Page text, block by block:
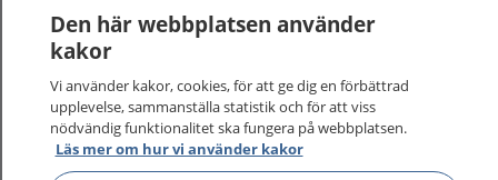
1177 ger dig råd när du vill må bättre.
Visa
Den här webbplatsen använder
kakor
Vi använder kakor, cookies, för att ge dig en förbättrad
upplevelse, sammanställa statistik och för att viss
nödvändig funktionalitet ska fungera på webbplatsen.
Läs mer om hur vi använder kakor